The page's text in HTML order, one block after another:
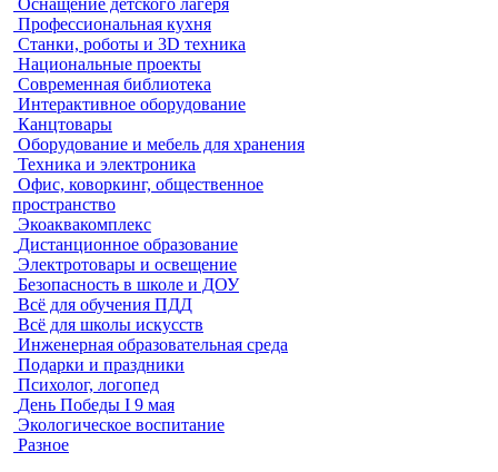
Оснащение детского лагеря
Профессиональная кухня
Станки, роботы и 3D техника
Национальные проекты
Современная библиотека
Интерактивное оборудование
Канцтовары
Оборудование и мебель для хранения
Техника и электроника
Офис, коворкинг, общественное
пространство
Экоаквакомплекс
Дистанционное образование
Электротовары и освещение
Безопасность в школе и ДОУ
Всё для обучения ПДД
Всё для школы искусств
Инженерная образовательная среда
Подарки и праздники
Психолог, логопед
День Победы I 9 мая
Экологическое воспитание
Разное